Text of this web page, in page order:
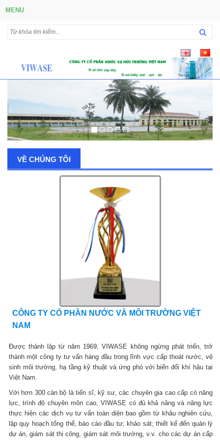
MENU
VỀ CHÚNG TÔI
CÔNG TY CỔ PHẦN NƯỚC VÀ MÔI TRƯỜNG VIỆT
NAM
Được thành lập từ năm 1969, VIWASE không ngừng phát triển, trở
thành một công ty tư vấn hàng đầu trong lĩnh vực cấp thoát nước, vệ
sinh môi trường, hạ tầng kỹ thuật và ứng phó với biến đổi khí hậu tại
Việt Nam.
Với hơn 300 cán bộ là tiến sĩ, kỹ sư, các chuyên gia cao cấp có năng
lực, trình độ chuyên môn cao, VIWASE có đủ khả năng và năng lực
thực hiện các dịch vụ tư vấn toàn diện bao gồm từ khâu nghiên cứu,
lập quy hoạch tổng thể, báo cáo đầu tư; khảo sát; thiết kế đến quản lý
dự án, giám sát thi công, giám sát môi trường, v.v. cho các dự án cấp